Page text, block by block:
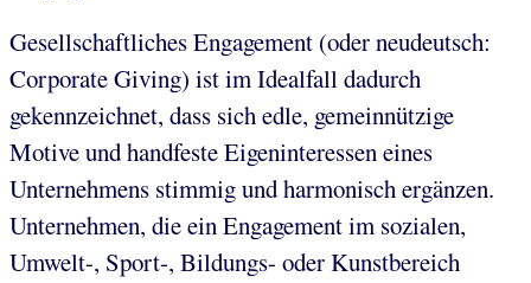
Gesellschaftliches Engagement (oder neudeutsch:
Corporate Giving) ist im Idealfall dadurch
gekennzeichnet, dass sich edle, gemeinnützige
Motive und handfeste Eigeninteressen eines
Unternehmens stimmig und harmonisch ergänzen.
Unternehmen, die ein Engagement im sozialen,
Umwelt-, Sport-, Bildungs- oder Kunstbereich